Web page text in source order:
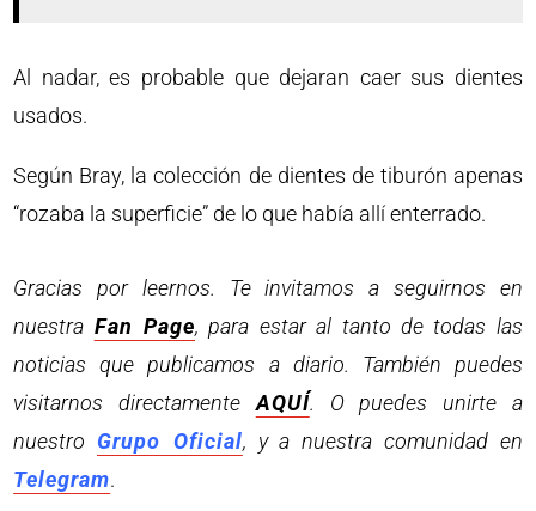
Al nadar, es probable que dejaran caer sus dientes
usados.
Según Bray, la colección de dientes de tiburón apenas
“rozaba la superficie” de lo que había allí enterrado.
Gracias por leernos. Te invitamos a seguirnos en
nuestra Fan Page, para estar al tanto de todas las
noticias que publicamos a diario. También puedes
visitarnos directamenteAQUÍ. O puedes unirte a
nuestro Grupo Oficial, y a nuestra comunidad en
Telegram.